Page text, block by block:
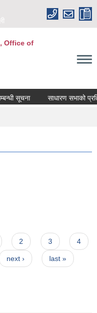
Office of
सूचना साधारण सभाको
2 3 4
next › last »